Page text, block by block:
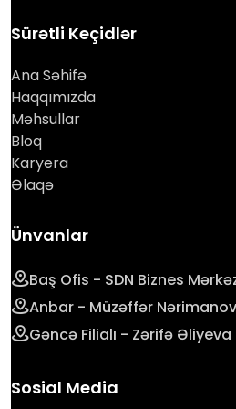
Sürətli Keçidlər
Ana Səhifə
Haqqımızda
Məhsullar
Bloq
Karyera
Əlaqə
Ünvanlar
Baş Ofis - SDN Biznes
Anbar - Müzəffər Nərimanov
Gəncə Filialı - Zərifə
Sosial Media